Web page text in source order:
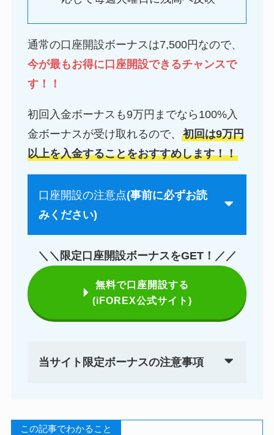
通常の口座開設ボーナスは7,500円なので、
今が最もお得に口座開設できるチャンスで
す！！
初回入金ボーナスも9万円までなら100%入
金ボーナスが受け取れるので、 初回は9万円
以上を入金することをおすすめします！！
口座開設の注意点(事前に必ずお読
みください)
＼＼限定口座開設ボーナスをGET！／／
無料で口座開設する
(iFOREX公式サイト)
当サイト限定ボーナスの注意事項
この記事でわかること